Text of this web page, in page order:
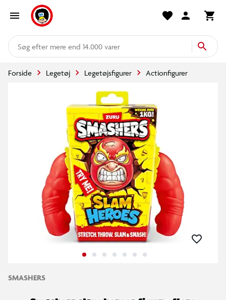
mere end 14.000 varer
Forside Legetøj Legetøjsfigurer Actionfigurer
SMASHERS